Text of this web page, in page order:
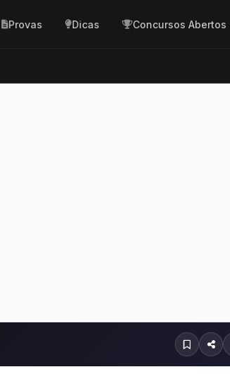
Provas Dicas Concursos Abertos